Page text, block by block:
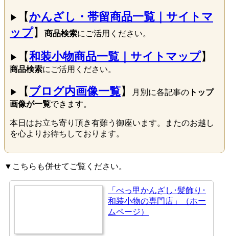
▶ 【かんざし・帯留商品一覧｜サイトマ
ップ】 商品検索にご活用ください。
▶ 【和装小物商品一覧｜サイトマップ】
商品検索にご活用ください。
▶ 【 ブログ内画像一覧】 月別に各記事の トップ
画像が一覧できます。
本日はお立ち寄り頂き有難う御座います。またのお越し
を心よりお待ちしております。
▼こちらも併せてご覧ください。
「べっ甲かんざし･髪飾り･
和装小物の専門店」（ホー
ムページ）